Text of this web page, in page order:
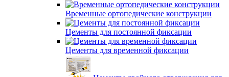
Временные ортопедические конструкции
Цементы для постоянной фиксации
Цементы для временной фиксации